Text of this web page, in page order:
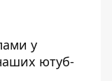
у
ютуб-